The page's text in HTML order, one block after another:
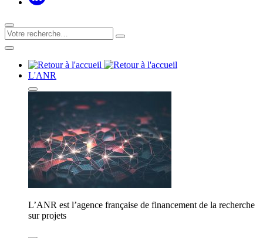
L'ANR
L’ANR est l’agence française de financement de la recherche
sur projets